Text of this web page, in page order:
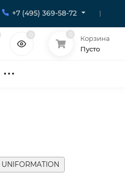
+7 (495) 369-58-72
Корзина
Пусто
UNIFORMATION